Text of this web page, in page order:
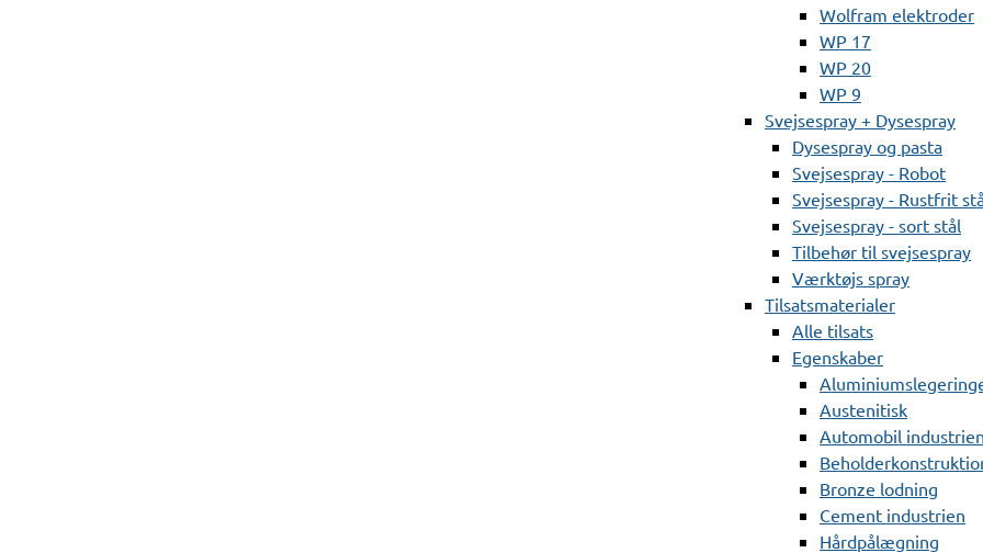
Wolfram elektroder
WP 17
WP 20
WP 9
Svejsespray + Dysespray
Dysespray og pasta
Svejsespray - Robot
Svejsespray - Rustfrit
Svejsespray - sort stål
Tilbehør til svejsespray
Værktøjs spray
Tilsatsmaterialer
Alle tilsats
Egenskaber
Austenitisk
Automobil industrien
Bronze lodning
Cement industrien
Hårdpålægning